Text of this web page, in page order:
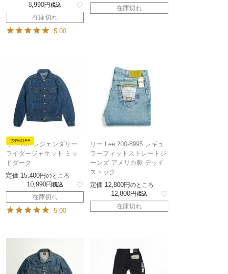
8,990 税込
在庫切れ
5.00
在庫切れ
28%OFF
リー Lee レジェンダリー
ライダージャケット ミッ
ドダーク
定価 15,400 のところ
10,990 税込
在庫切れ
5.00
リー Lee 200-8995 レギュ
ラーフィットストレートジ
ーンズ アメリカ製 デッド
ストック
定価 12,800 のところ
12,800 税込
在庫切れ